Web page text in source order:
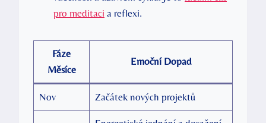
pro meditaci a ‌reflexi.
Fáze
⁣Měsíce
Emoční​ Dopad
Nov Začátek nových projektů